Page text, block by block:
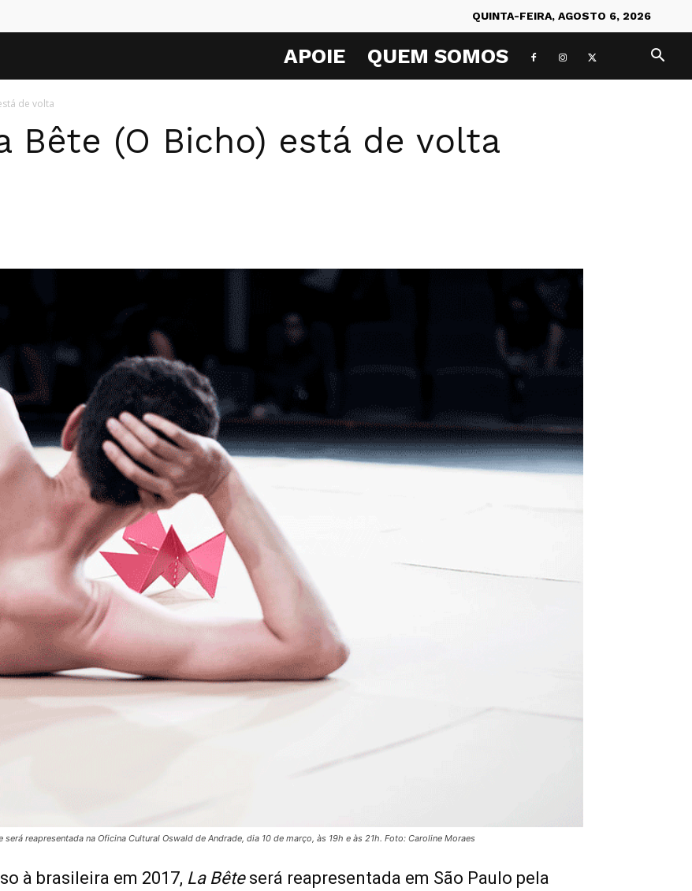
QUINTA-FEIRA, AGOSTO 6, 2026
APOIE QUEM SOMOS
de volta
Bête (O Bicho) está de volta
reapresentada na Oficina Cultural Oswald de Andrade, dia 10 de março, às 19h e às 21h. Foto: Caroline Moraes
à brasileira em 2017, La Bêteserá reapresentada em São Paulo pela